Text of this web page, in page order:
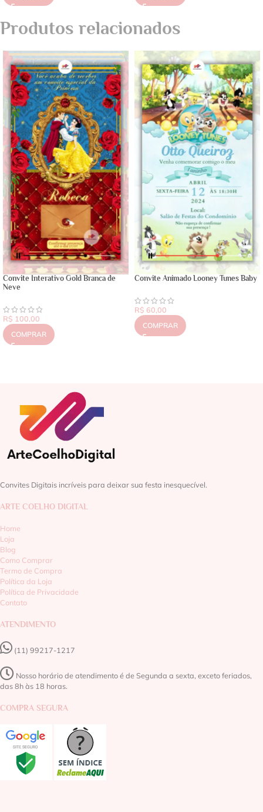
Produtos relacionados
Convite Interativo Gold Branca de
Neve
R$ 100,00
COMPRAR
Convite Animado Looney Tunes Baby
R$ 60,00
COMPRAR
Convites Digitais incríveis para deixar sua festa inesquecível.
ARTE COELHO DIGITAL
Home
Loja
Blog
Como Comprar
Termo de Compra
Política da Loja
Política de Privacidade
Contato
ATENDIMENTO
(11) 99217-1217‬
Nosso horário de atendimento é de Segunda a sexta, exceto feriados,
das 8h às 18 horas.
COMPRA SEGURA